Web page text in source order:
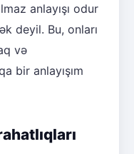
anlayışı odur
deyil. Bu, onları
və
bir anlayışım